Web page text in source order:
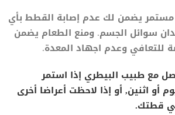
مستمر يضمن لك عدم إصابة القطط بأي
سوائل الجسم. ومنع الطعام يضمن
للتعافي وعدم اجهاد المعدة.
مع طبيب البيطري إذا استمر
أو اثنين, أو إذا لاحظت أعراضا أخرى
قطتك.